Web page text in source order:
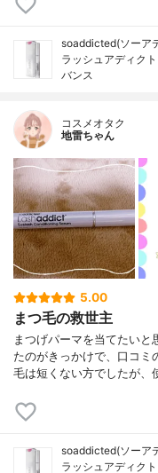
soaddicted(ソーア
ラッシュアディク
バンス
コスメオタク
地雷ちゃん
5.00
まつ毛の救世主
まつげパーマを当てたいと
たのがきっかけで、口コミ
毛は短くない方でしたが、
soaddicted(ソーア
ラッシュアディク